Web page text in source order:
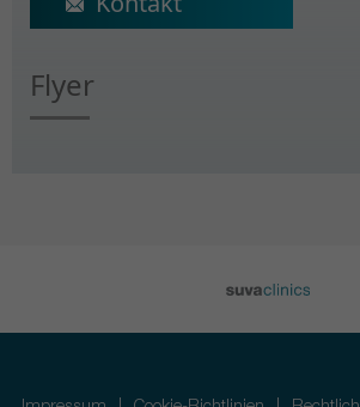
Flyer